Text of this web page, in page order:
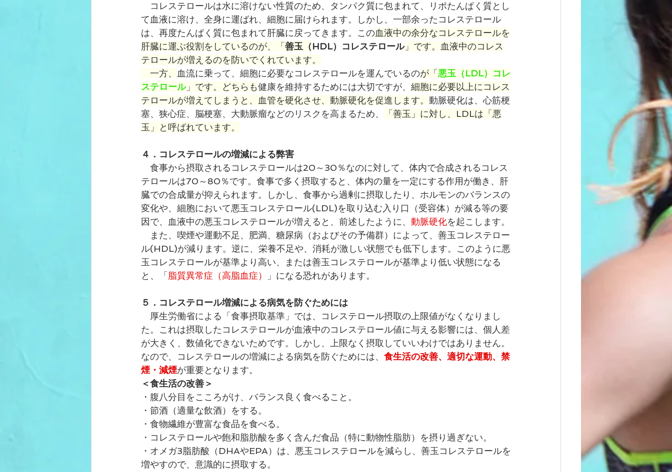
コレステロールは水に溶けない性質のため、タンパク質に包まれて、リポたんぱく質とし
て血液に溶け、 全身に運ばれ、細胞に届けられます。しかし、一部余ったコレステロール
は、再度たんぱく質に包まれて肝臓に戻ってきます。この血液中の余分なコレステロールを
肝臓に運ぶ役割をしているのが、「 善玉（HDL）コレステロール 」です。血液中のコレス
テロールが増えるのを防いでくれています。
一方、 血流に乗って、細胞に必要なコレステロールを運んでいるのが「 悪玉（LDL）コレ
ステロール 」です。どちらも健康を維持するためには大切ですが、 細胞に必要以上にコレス
テロールが増えてしまうと、血管を硬化させ、動脈硬化を促進します。 動脈硬化は、心筋梗
塞、 狭心症、 脳梗塞、 大動脈瘤などのリスクを高まるため、
「善玉」に対し、LDLは「悪
玉」と呼ばれています。
４．コレステロールの増減による弊害
食事から摂取されるコレステロールは20～30％なのに対して、体内で合成されるコレス
テロールは70～80％です。 食事で多く摂取すると、体内の量を一定にする作用が働き、肝
臓での合成量が抑えられます。しかし、食事から過剰に摂取したり、 ホルモンのバランスの
変化や、細胞において悪玉コレステロール(LDL)を取り込む入り口（受容体）が減る等の要
因で、血液中の悪玉コレステロールが増えると、前述したように、 動脈硬化を起こします。
また、喫煙や運動不足、肥満、糖尿病（およびその予備群）によって、 善玉コレステロー
ル(HDL)が減ります。逆に、栄養不足や、消耗が激しい状態でも低下します。 このように悪
玉コレステロールが基準より高い、または善玉コレステロールが基準より低い状態になる
と、「 脂質異常症（高脂血症） 」になる恐れがあります。
５．コレステロール増減による病気を防ぐためには
厚生労働省による「食事摂取基準」では、コレステロール摂取の上限値がなくなりまし
た。これは摂取したコレステロールが血液中のコレステロール値に与える影響には、個人差
が大きく、数値化できないためです。しかし、上限なく摂取していいわけではありません。
なので、コレステロールの増減による病気を防ぐためには、 食生活の改善、適切な運動、禁
煙・減煙が重要となります。
＜食生活の改善＞
・腹八分目をこころがけ、バランス良く食べること。
・節酒（適量な飲酒）をする。
・食物繊維が豊富な食品を食べる。
・ コレステロールや飽和脂肪酸を多く含んだ食品（特に動物性脂肪）を摂り過ぎない。
・オメガ3脂肪酸（DHAやEPA）は、悪玉コレステロールを減らし、善玉コレステロールを
増やすので、意識的に摂取する。